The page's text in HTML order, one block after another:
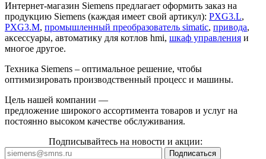
Интернет-магазин Siemens предлагает оформить заказ на
продукцию Siemens (каждая имеет свой артикул): PXG3.L,
PXG3.M, промышленный преобразователь simatic, привода,
аксессуары, автоматику для котлов hmi, шкаф управления и
многое другое.
Техника Siemens – оптимальное решение, чтобы
оптимизировать производственный процесс и машины.
Цель нашей компании —
предложение широкого ассортимента товаров и услуг на
постоянно высоком качестве обслуживания.
Подписывайтесь на новости и акции: